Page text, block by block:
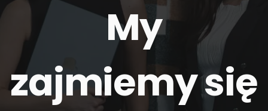
My
zajmiemy się